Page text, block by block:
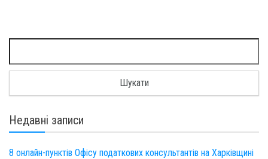
Недавні записи
8 онлайн-пунктів Офісу податкових консультантів на Харківщині